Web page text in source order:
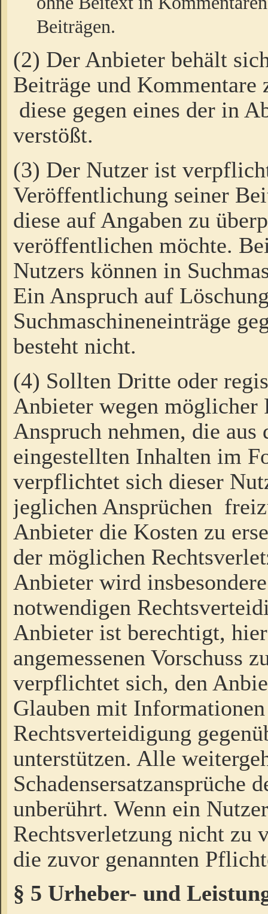
Beiträgen.
(2) Der Anbieter behält
Beiträge und Kommentare
diese gegen eines der in
verstößt.
(3) Der Nutzer ist
Veröffentlichung seiner
diese auf Angaben zu
veröffentlichen möchte.
Nutzers können in
Ein Anspruch auf
Suchmaschineneinträge
besteht nicht.
(4) Sollten Dritte oder
Anbieter wegen möglicher
Anspruch nehmen, die
eingestellten Inhalten im
verpflichtet sich dieser
jeglichen Ansprüchen
Anbieter die Kosten zu
der möglichen
Anbieter wird
notwendigen
Anbieter ist berechtigt,
angemessenen Vorschuss
verpflichtet sich, den
Glauben mit
Rechtsverteidigung
unterstützen. Alle
Schadensersatzansprüche
unberührt. Wenn ein
Rechtsverletzung nicht zu
die zuvor genannten
§ 5 Urheber- und